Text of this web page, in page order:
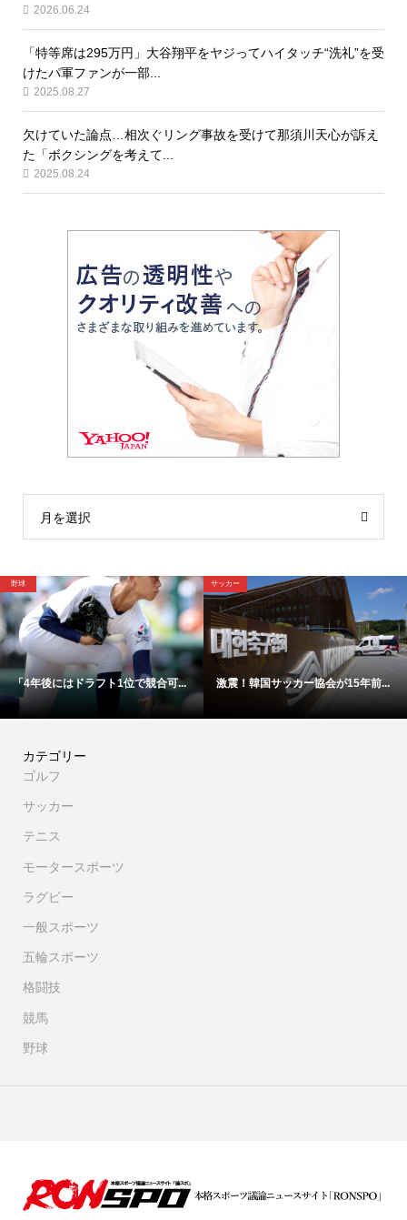
2026.06.24
「特等席は295万円」大谷翔平をヤジってハイタッチ“洗礼”を受
けたパ軍ファンが一部...
2025.08.27
欠けていた論点…相次ぐリング事故を受けて那須川天心が訴え
た「ボクシングを考えて...
2025.08.24
月を選択
4年後にはドラフト1位で競合可...
サッカー
激震！韓国サッカー協会が15年前...
カテゴリー
ゴルフ
サッカー
テニス
モータースポーツ
ラグビー
一般スポーツ
五輪スポーツ
格闘技
競馬
野球